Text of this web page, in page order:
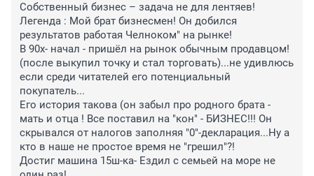
Собственный бизнес – задача не для лентяев!
Легенда : Мой брат бизнесмен! Он добился
результатов работая Челноком" на рынке!
В 90х- начал - пришёл на рынок обычным продавцом!
(после выкупил точку и стал торговать)...не удивлюсь
если среди читателей его потенциальный
покупатель...
Его история такова (он забыл про родного брата -
мать и отца ! Все поставил на "кон" - БИЗНЕС!!! Он
скрывался от налогов заполняя "0"-декларация...Ну а
кто в наше не простое время не "грешил"?!
Достиг машина 15ш-ка- Ездил с семьей на море не